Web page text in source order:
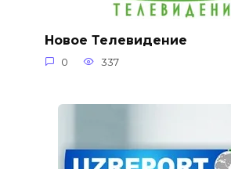
Новое Телевидение
0 337